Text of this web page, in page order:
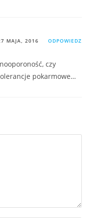
MAJA, 2016 ODPOWIEDZ
czy
pokarmowe…